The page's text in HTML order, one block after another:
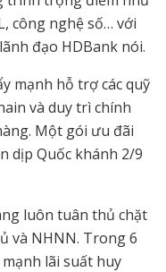
công nghệ số… với
đạo HDBank nói.
mạnh hỗ trợ các quỹ
và duy trì chính
Một gói ưu đãi
dịp Quốc khánh 2/9
luôn tuân thủ chặt
và NHNN. Trong 6
lãi suất huy